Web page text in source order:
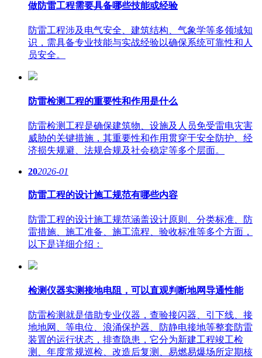
做防雷工程需要具备哪些技能或经验
防雷工程涉及电气安全、建筑结构、气象学等多领域知
识，需具备专业技能与实战经验以确保系统可靠性和人
员安全。
防雷检测工程的重要性和作用是什么
防雷检测工程是确保建筑物、设施及人员免受雷电灾害
威胁的关键措施，其重要性和作用贯穿于安全防护、经
济损失规避、法规合规及社会稳定等多个层面。
202026-01
防雷工程的设计施工规范有哪些内容
防雷工程的设计施工规范涵盖设计原则、分类标准、防
雷措施、施工准备、施工流程、验收标准等多个方面，
以下是详细介绍：
检测仪器实测接地电阻，可以直观判断地网导通性能
防雷检测就是借助专业仪器，查验接闪器、引下线、接
地地网、等电位、浪涌保护器、防静电接地等整套防雷
装置的运行状态，排查隐患，它分为新建工程竣工检
测、年度常规巡检、改造后复测、易燃易爆场所定期核